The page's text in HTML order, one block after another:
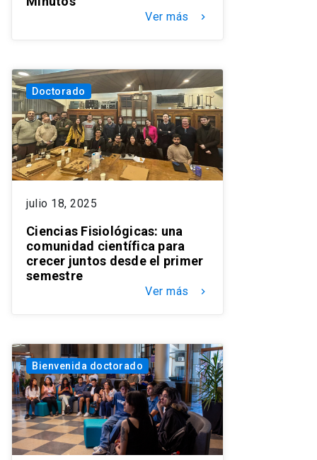
Ver más keyboard_arrow_right
Doctorado
julio 18, 2025
Ciencias Fisiológicas: una
comunidad científica para
crecer juntos desde el primer
semestre
Ver más keyboard_arrow_right
Bienvenida doctorado